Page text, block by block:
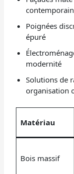
contemporain
Poignées
épuré
modernité
Solutions de
organisation
Matériau
Bois massif